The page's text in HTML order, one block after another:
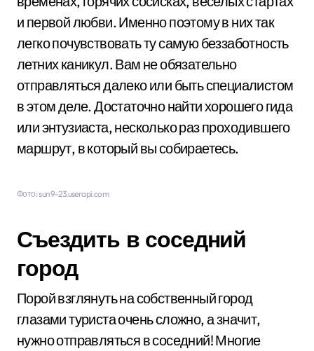
и первой любви. Именно поэтому в них так
легко почувствовать ту самую беззаботность
летних каникул. Вам не обязательно
отправляться далеко или быть специалистом
в этом деле. Достаточно найти хорошего гида
или энтузиаста, несколько раз проходившего
маршрут, в который вы собираетесь.
Фото: sun9-23.userapi.com
Съездить в соседний
город
Порой взглянуть на собственный город
глазами туриста очень сложно, а значит,
нужно отправляться в соседний! Многие